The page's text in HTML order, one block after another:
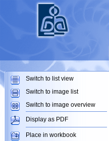
Switch to list view
Switch to image list
Switch to image overview
Display as PDF
Place in workbook